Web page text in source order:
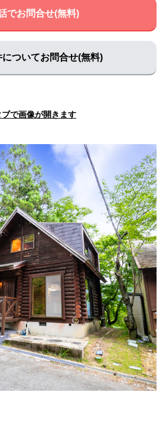
崎３丁目３−１３ マップで見る
機構 姫路医療センター
町６８ マップで見る
谷病院
区細江２５０１ マップで見る
区今在家３丁目２６８ マップで見る
区構２丁目２０２ てらおクリニック
町３５ マップで見る
里２７５ マップで見る
ヘルスコープあぼし診療所
区和久２−２ マップで見る
でお問合せ(無料)
についてお問合せ(無料)
で画像が開きます